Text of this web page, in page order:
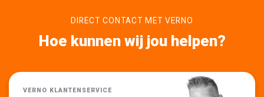
DIRECT CONTACT MET VERNO
Hoe kunnen wij jou helpen?
VERNO KLANTENSERVICE